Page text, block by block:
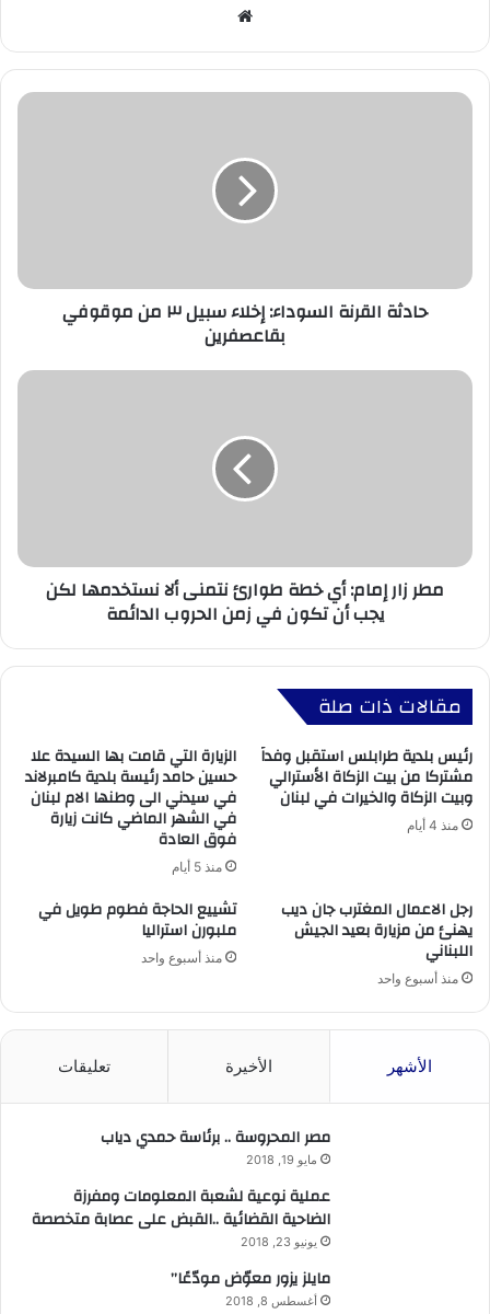
حادثة القرنة السوداء: إخلاء سبيل ٣ من موقوفي
بقاعصفرين
مطر زار إمام: أي خطة طوارئ نتمنى ألا نستخدمها لكن
يجب أن تكون في زمن الحروب الدائمة
مقالات ذات صلة
رئيس بلدية طرابلس استقبل وفداً
مشتركا من بيت الزكاة الأسترالي
وبيت الزكاة والخيرات في لبنان
منذ 4 أيام
الزيارة التي قامت بها السيدة علا
حسين حامد رئيسة بلدية كامبرلاند
في سيدني الى وطنها الام لبنان
في الشهر الماضي كانت زيارة
فوق العادة
منذ 5 أيام
رجل الاعمال المغترب جان ديب
يهنئ من مزيارة بعيد الجيش
اللبناني
منذ أسبوع واحد
تشييع الحاجة فطوم طويل في
ملبورن استراليا
منذ أسبوع واحد
الأشهر الأخيرة تعليقات
مصر المحروسة .. برئاسة حمدي دياب
مايو 19, 2018
عملية نوعية لشعبة المعلومات ومفرزة
الضاحية القضائية ..القبض على عصابة متخصصة
يونيو 23, 2018
مايلز يزور معوّض مودّعًا”
أغسطس 8, 2018